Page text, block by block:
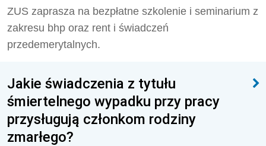
ZUS zaprasza na bezpłatne szkolenie i seminarium z
zakresu bhp oraz rent i świadczeń
przedemerytalnych.
Jakie świadczenia z tytułu
śmiertelnego wypadku przy pracy
przysługują członkom rodziny
zmarłego?